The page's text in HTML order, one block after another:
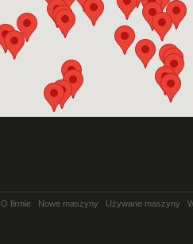
O firmie Nowe maszyny Używane maszyny